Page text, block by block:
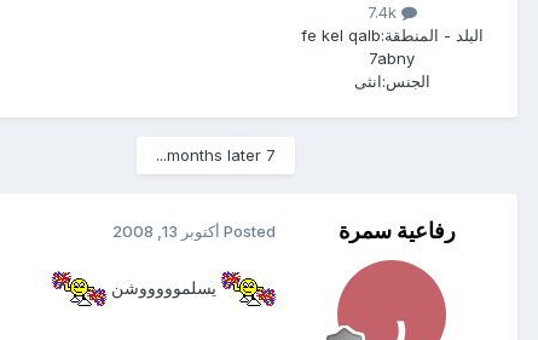
7.4k
البلد - المنطقة:fe kel qalb
7abny
الجنس:انثى
7 months later...
رفاعية سمرة Posted أكتوبر 13, 2008
يسلموووووشن